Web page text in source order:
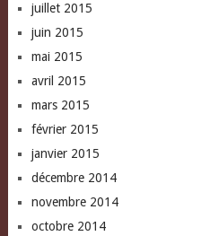
juillet 2015
juin 2015
mai 2015
avril 2015
mars 2015
février 2015
janvier 2015
décembre 2014
novembre 2014
octobre 2014